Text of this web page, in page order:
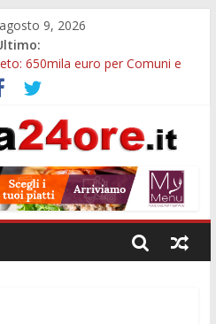
9, 2026
650mila euro per Comuni e
2,5 milioni per formare
musica e sapori al
a Monselice, arresto
maltrattamenti, arresto a